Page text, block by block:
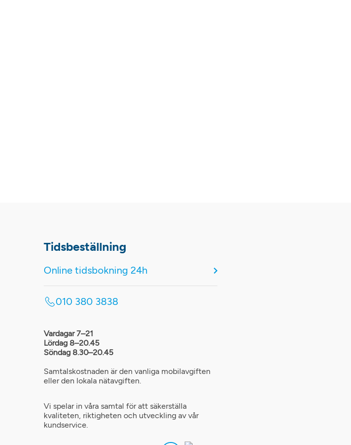
Tidsbeställning
Online tidsbokning 24h
010 380 3838
Vardagar 7–21
Lördag 8–20.45
Söndag 8.30–20.45
Samtalskostnaden är den vanliga mobilavgiften
eller den lokala nätavgiften.
Vi spelar in våra samtal för att säkerställa
kvaliteten, riktigheten och utveckling av vår
kundservice.